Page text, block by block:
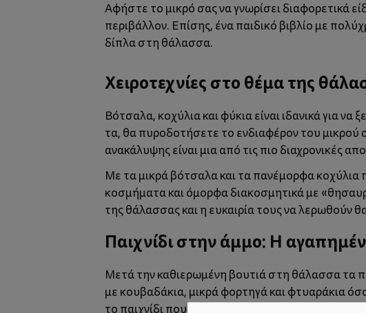
Αφήστε το μικρό σας να γνωρίσει διαφορετικά
περιβάλλον. Επίσης, ένα παιδικό βιβλίο με
δίπλα στη θάλασσα.
Χειροτεχνίες στο θέμα της
Βότσαλα, κοχύλια και φύκια είναι ιδανικά για
τα, θα πυροδοτήσετε το ενδιαφέρον του μικρού
ανακάλυψης είναι μια από τις πιο διαχρονικές
Με τα μικρά βότσαλα και τα πανέμορφα
κοσμήματα και όμορφα διακοσμητικά με
της θάλασσας και η ευκαιρία τους να λερωθούν
Παιχνίδι στην άμμο: Η
Μετά την καθιερωμένη βουτιά στη θάλασσα τα
με κουβαδάκια, μικρά φορτηγά και φτυαράκια
το παιχνίδι που του ταιριάζει στην άμμο.